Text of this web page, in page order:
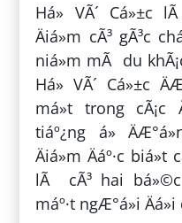
Há» VÃ´ Cá»±c
Äiá»m cÃ³ gÃ³c
niá»m mÃ du
Há» VÃ´ Cá»±c
má»t trong cÃ¡c
tiáº¿ng á»
Äiá»m Äáº·c
lÃ cÃ³ hai bá»©c
máº·t ngÆ°á»i